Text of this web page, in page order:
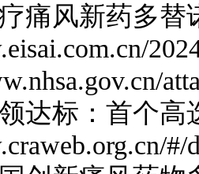
痛风新药多替
达标：首个
#/